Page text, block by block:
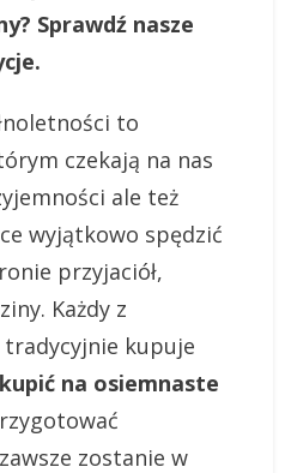
Sprawdź nasze
to
czekają na nas
ale też
wyjątkowo spędzić
przyjaciół,
Każdy z
kupuje
na osiemnaste
zostanie w